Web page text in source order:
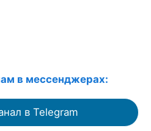
в мессенджерах:
в Telegram